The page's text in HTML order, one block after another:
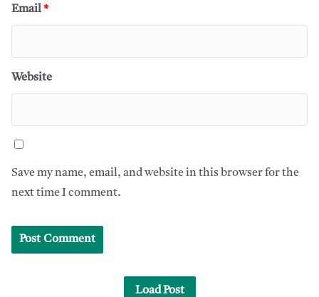
Email*
Website
Save my name, email, and website in this browser for the
next time I comment.
Load Post